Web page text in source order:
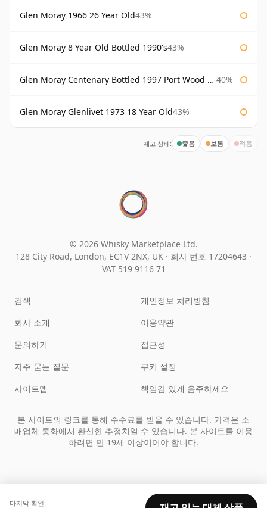
Glen Moray 1966 26 Year Old43%
Glen Moray 8 Year Old Bottled 1990's43%
Glen Moray Centenary Bottled 1997 Port Wood Finish 40%
Glen Moray Glenlivet 1973 18 Year Old43%
재고 상태: 좋음 보통 적음
마지막 확인:
© 2026 Whisky Marketplace Ltd.
128 City Road, London, EC1V 2NX, UK · 회사 번호 17204643 ·
VAT 519 9116 71
검색
회사 소개
문의하기
자주 묻는 질문
사이트맵
개인정보 처리방침
이용약관
접근성
쿠키 설정
책임감 있게 음주하세요
본 사이트의 링크를 통해 수수료를 받을 수 있습니다. 가격은 소
매업체 통화에서 환산한 추정치일 수 있습니다. 본 사이트를 이용
하려면 만 19세 이상이어야 합니다.